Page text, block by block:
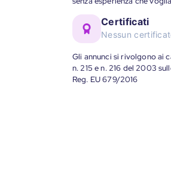
Certificati
Nessun
Gli annunci si rivolgono ai
n. 215 e n. 216 del 2003
Reg. EU 679/2016